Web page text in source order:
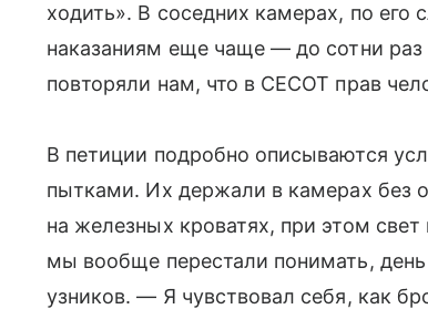
ходить». В соседних камерах, по
наказаниям еще чаще — до сотни раз
повторяли нам, что в CECOT прав
В петиции подробно описываются
пытками. Их держали в камерах без
на железных кроватях, при этом
мы вообще перестали понимать,
узников. — Я чувствовал себя, как